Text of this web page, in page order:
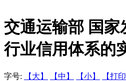
交通运输部 国
行业信用体系的
字号: 【大】 【中】 【小】 【打印